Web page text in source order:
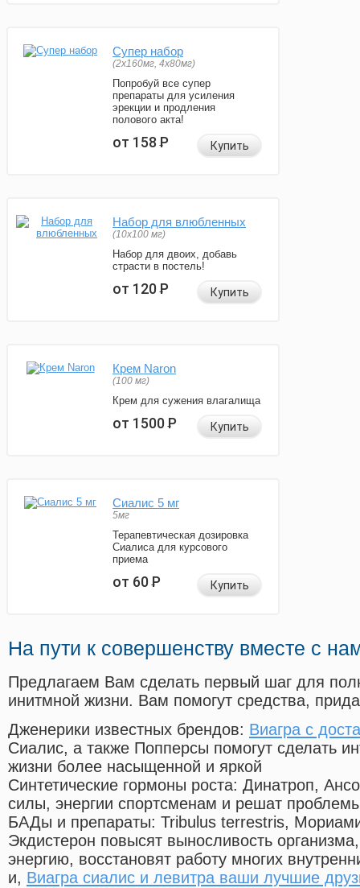
Супер набор
(2х160мг, 4х80мг)
Попробуй все супер
препараты для усиления
эрекции и продления
полового акта!
от 158Р Купить
Набор для влюбленных
(10х100 мг)
Набор для двоих, добавь
страсти в постель!
от 120Р Купить
Крем Naron
(100 мг)
Крем для сужения влагалища
от 1500Р Купить
Сиалис 5 мг
5мг
Терапевтическая дозировка
Сиалиса для курсового
приема
от 60Р Купить
На пути к совершенству вместе с
Предлагаем Вам сделать первый шаг для
инитмной жизни. Вам помогут средства,
Дженерики известных брендов: Виагра с
Сиалис, а также Попперсы помогут сделать
жизни более насыщенной и яркой
Синтетические гормоны роста: Динатроп,
силы, энергии спортсменам и решат
БАДы и препараты: Tribulus terrestris,
Экдистерон повысят выносливость
энергию, восстановят работу многих
и, Виагра сиалис и левитра ваши лучшие